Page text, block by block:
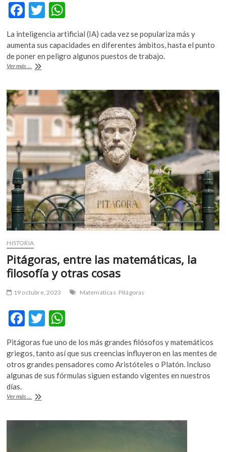
F
e
b
o
o
k
T
itt
er
at
s
p
p
La inteligencia artificial (IA) cada vez se populariza más y
aumenta sus capacidades en diferentes ámbitos, hasta el punto
de poner en peligro algunos puestos de trabajo.
Ver más ...
Estudiar
Matemáticas
un
por
la
IA
HISTORIA
Pitágoras, entre las matemáticas, la
filosofía y otras cosas
19 octubre, 2023 Matemáticas Pitágoras
F
e
b
o
o
k
T
itt
er
h
at
s
A
p
Pitágoras fue uno de los más grandes filósofos y matemáticos
griegos, tanto así que sus creencias influyeron en las mentes de
otros grandes pensadores como Aristóteles o Platón. Incluso
algunas de sus fórmulas siguen estando vigentes en nuestros
días.
Ver más ... Pitágoras,